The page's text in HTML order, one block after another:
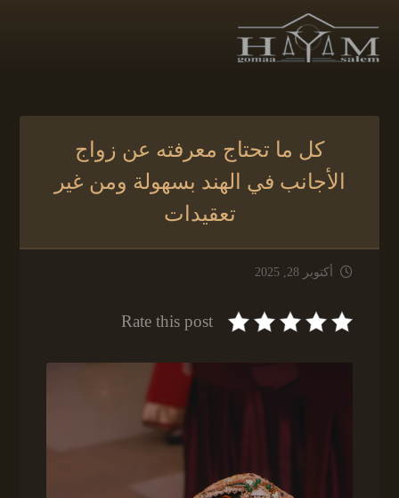
كل ما تحتاج معرفته عن زواج
الأجانب في الهند بسهولة ومن غير
تعقيدات
أكتوبر 28, 2025
Rate this post